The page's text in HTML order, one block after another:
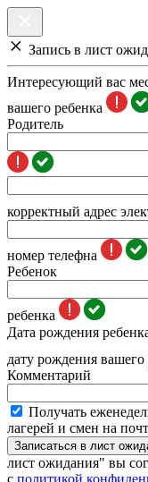
Запись в лист
Интересующий вас
вашего ребенка
Родитель
корректный адрес
номер телефна
Ребенок
ребенка
Дата рождения
дату рождения вашего
Комментарий
Получать
лагерей и смен на
Записаться в лист
лист ожидания" вы
с политикой